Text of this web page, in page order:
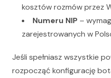
kosztów rozmów przez
Numeru NIP –
zarejestrowanych w
Jeśli spełniasz wszystkie
rozpocząć konfigurację